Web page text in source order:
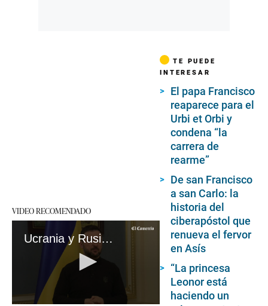
VIDEO RECOMENDADO
Ucrania y Rusia aceptan detener ataques en el Mar Negro, anuncia Estados Unidos
TE PUEDE
INTERESAR
El papa Francisco
reaparece para el
Urbi et Orbi y
condena “la
carrera de
rearme”
De san Francisco
a san Carlo: la
historia del
ciberapóstol que
renueva el fervor
en Asís
“La princesa
Leonor está
haciendo un